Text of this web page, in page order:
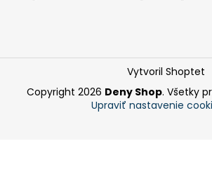
Vytvoril Shoptet
Copyright 2026 Deny Shop. Všetky
Upraviť nastavenie